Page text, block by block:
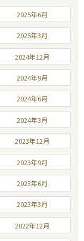
2025年6月
2025年3月
2024年12月
2024年9月
2024年6月
2024年3月
2023年12月
2023年9月
2023年6月
2023年3月
2022年12月